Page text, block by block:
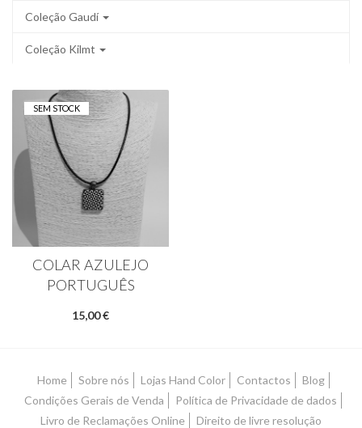
Coleção Gaudí
Coleção Kilmt
SEM STOCK
COLAR AZULEJO
PORTUGUÊS
15,00 €
Home Sobre nós Lojas Hand Color Contactos
Blog
Condições Gerais de Venda
Política de Privacidade de dados
Livro de Reclamações Online
Direito de livre resolução